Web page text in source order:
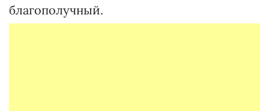
благополучный.